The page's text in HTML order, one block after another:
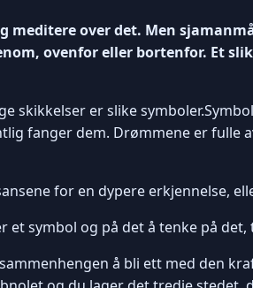
meditere over det. Men
ovenfor eller bortenfor. Et
skikkelser er slike
fanger dem. Drømmene er fulle
for en dypere erkjennelse,
et symbol og på det å tenke på
å bli ett med den